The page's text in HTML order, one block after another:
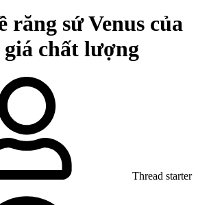
răng sứ Venus của
chất lượng
Thread starter